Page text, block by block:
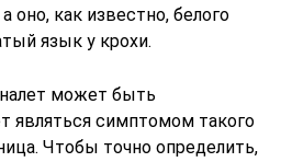
оно, как известно, белого
язык у крохи.
может быть
являться симптомом такого
Чтобы точно определить,